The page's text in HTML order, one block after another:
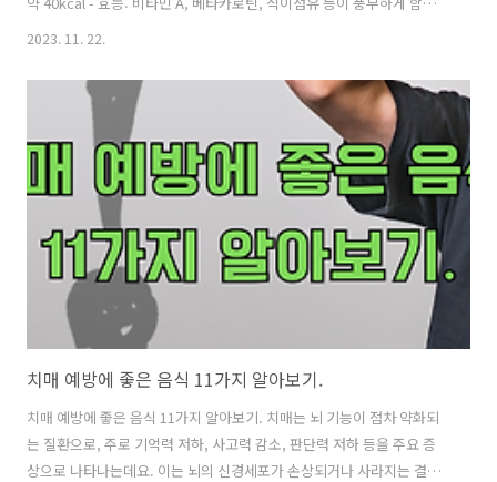
되어 있어 면역력 강화, 눈 건강 증진, 소화 개선 등에 도움을 줍니다. - 영
있습니다. 2. 배 - 칼로리: 100g 당 약 50kcal - 효능: 식이섬유와 수분이
풍부하여 변비 예방, 소화 개선에 도움을 줍니다. 또한, 비타민 C와 항산
화 작용이 있어 면역력 강화와 노화 방지에도 효과적입니다. - 영양성분:
비타민 C, 식이섬유, 칼륨 등이 함유되어 있습니다. 3. 굴 - 칼로리: 100g
당..
2023. 11. 22.
치매 예방에 좋은 음식 11가지 알아보기.
치매 예방에 좋은 음식 11가지 알아보기. 치매는 뇌 기능이 점차 약화되
는 질환으로, 주로 기억력 저하, 사고력 감소, 판단력 저하 등을 주요 증
상으로 나타나는데요. 이는 뇌의 신경세포가 손상되거나 사라지는 결과